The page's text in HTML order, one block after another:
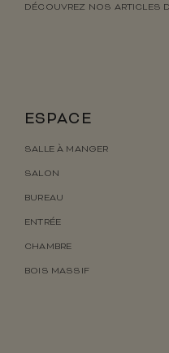
DÉCOUVREZ NOS ARTICLES
ESPACE
SALLE À MANGER
SALON
BUREAU
ENTRÉE
CHAMBRE
BOIS MASSIF